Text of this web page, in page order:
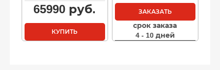
65990 руб.
КУПИТЬ
ЗАКАЗАТЬ
срок заказа
4 - 10 дней